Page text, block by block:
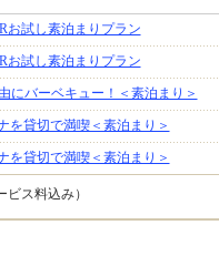
お試し素泊まりプラン
お試し素泊まりプラン
にバーベキュー！＜素泊まり＞
を貸切で満喫＜素泊まり＞
を貸切で満喫＜素泊まり＞
ス料込み）